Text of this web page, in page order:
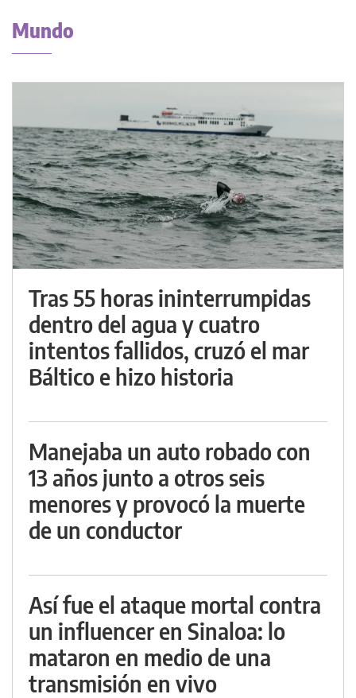
Mundo
Tras 55 horas ininterrumpidas
dentro del agua y cuatro
intentos fallidos, cruzó el mar
Báltico e hizo historia
Manejaba un auto robado con
13 años junto a otros seis
menores y provocó la muerte
de un conductor
Así fue el ataque mortal contra
un influencer en Sinaloa: lo
mataron en medio de una
transmisión en vivo